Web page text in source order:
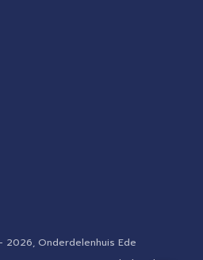
Onderdelenhuis Ede